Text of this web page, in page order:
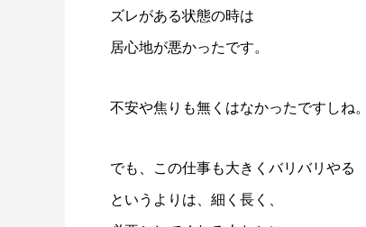
ズレがある状態の時は
居心地が悪かったです。
不安や焦りも無くはなかったですしね。
でも、この仕事も大きくバリバリやる
というよりは、細く長く、